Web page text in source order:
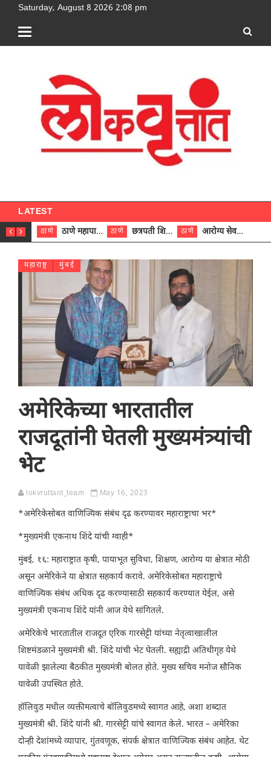
Saturday, August 8 2026 2:08 pm
LATEST
ठाणे ठाणे महापालिकेच्या नऊ प्रभाग समित्यांवर अध्यक्ष विराजमान ठाणे छत्रपती शिवाजी महाराज रुग्णालयात दुर्मिळ ट्युमरची यशस्वी शस्त्रक्रिया ठाणे आरोग्य सेवक (पुरुष) पदावरून ११ कर्मचाऱ्यांना आरोग्य सहाय्यक (पुरुष) पदावर पदोन्नती; मुख्य कार्यकारी अधिकारी रणजित यादव यांच्या हस्ते आदेश वितरण
महाराष्ट्र मुंबई
अमेरिकेच्या भारतातील
राजदूतांनी घेतली मुख्यमंत्र्यांची
भेट
lokvruttant_team May 16, 2023
*अमेरिकेसोबत वाणिज्यिक संबंध दृढ करण्यावर महाराष्ट्राचा भर*
*मुख्यमंत्री एकनाथ शिंदे यांची ग्वाही*
मुंबई, १६: महाराष्ट्रात कृषी, पायाभूत सुविधा, शिक्षण, आरोग्य या क्षेत्रात मोठी
असून अमेरिकेने या क्षेत्रात सहकार्य करावे. अमेरिकेसोबत महाराष्ट्राचे
वाणिज्यिक संबंध अधिक दृढ करण्यासाठी सहकार्य करण्यात येईल, असे
मुख्यमंत्री एकनाथ शिंदे यांनी आज येथे सांगितले.
अमेरिकेचे भारतातील राजदूत एरिक गारसेट्टी यांच्या नेतृत्वाखालील
शिष्टमंडळाने मुख्यमंत्री श्री. शिंदे यांची भेट घेतली. सह्याद्री अतिथीगृह येथे
यावेळी झालेल्या बैठकीत मुख्यमंत्री बोलत होते. मुख्य सचिव मनोज सौनिक
यावेळी उपस्थित होते.
हॉलिवुड मधील व्यक्तीमत्वाचे बॉलिवुडमध्ये स्वागत आहे, अशा शब्दात
मुख्यमंत्री श्री. शिंदे यांनी श्री. गारसेट्टी यांचे स्वागत केले. भारत – अमेरिका
दोन्ही देशांमध्ये व्यापार, गुंतवणूक, संपर्क क्षेत्रात वाणिज्यिक संबंध आहेत. थेट